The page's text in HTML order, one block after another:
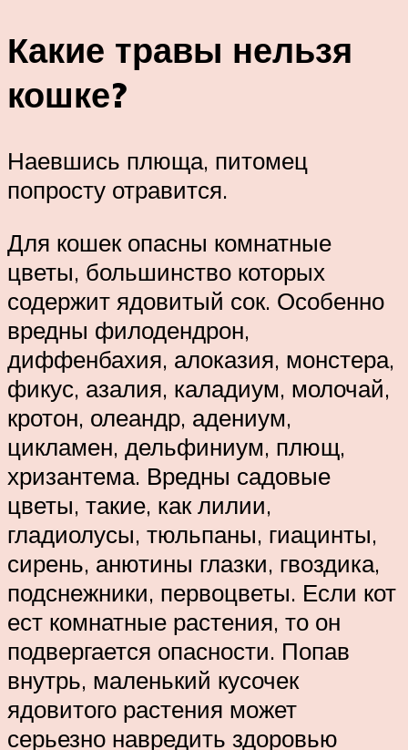
Какие травы нельзя
кошке?
Наевшись плюща, питомец
попросту отравится.
Для кошек опасны комнатные
цветы, большинство которых
содержит ядовитый сок. Особенно
вредны филодендрон,
диффенбахия, алоказия, монстера,
фикус, азалия, каладиум, молочай,
кротон, олеандр, адениум,
цикламен, дельфиниум, плющ,
хризантема. Вредны садовые
цветы, такие, как лилии,
гладиолусы, тюльпаны, гиацинты,
сирень, анютины глазки, гвоздика,
подснежники, первоцветы. Если кот
ест комнатные растения, то он
подвергается опасности. Попав
внутрь, маленький кусочек
ядовитого растения может
серьезно навредить здоровью